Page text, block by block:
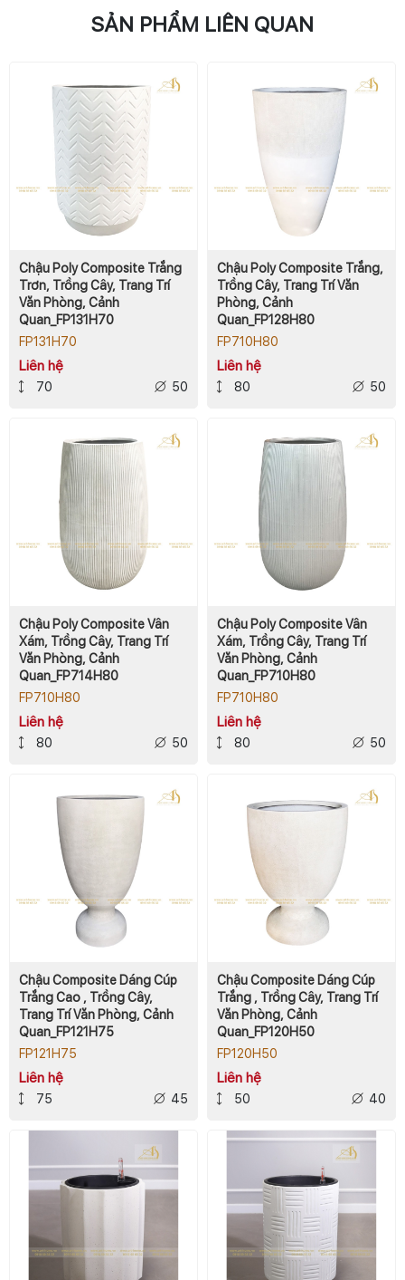
SẢN PHẨM LIÊN QUAN
Chậu Poly Composite Trắng
Trơn, Trồng Cây, Trang Trí
Văn Phòng, Cảnh
Quan_FP131H70
FP131H70
Liên hệ
70 50
Chậu Poly Composite Trắng,
Trồng Cây, Trang Trí Văn
Phòng, Cảnh
Quan_FP128H80
FP710H80
Liên hệ
80 50
Chậu Poly Composite Vân
Xám, Trồng Cây, Trang Trí
Văn Phòng, Cảnh
Quan_FP714H80
FP710H80
Liên hệ
80 50
Chậu Poly Composite Vân
Xám, Trồng Cây, Trang Trí
Văn Phòng, Cảnh
Quan_FP710H80
FP710H80
Liên hệ
80 50
Chậu Composite Dáng Cúp
Trắng Cao , Trồng Cây,
Trang Trí Văn Phòng, Cảnh
Quan_FP121H75
FP121H75
Liên hệ
75 45
Chậu Composite Dáng Cúp
Trắng , Trồng Cây, Trang Trí
Văn Phòng, Cảnh
Quan_FP120H50
FP120H50
Liên hệ
50 40